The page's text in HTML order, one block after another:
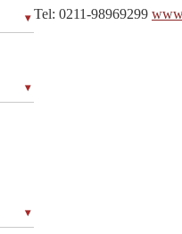
Tel: 0211-98969299